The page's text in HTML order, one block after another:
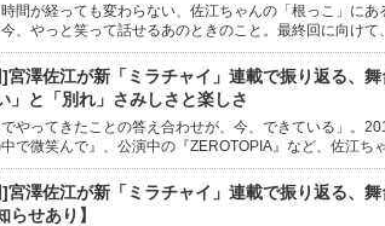
間が経っても変わらない、佐江ちゃんの「根っこ」に
、やっと笑って話せるあのときのこと。最終回に向けて
宮澤佐江が新「ミラチャイ」連載で振り返る、
」と「別れ」さみしさと楽しさ
でやってきたことの答え合わせが、今、できている」。
中で微笑んで』、公演中の『ZEROTOPIA』など、佐江ち
宮澤佐江が新「ミラチャイ」連載で振り返る、
らせあり】